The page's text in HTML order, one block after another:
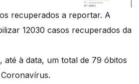
recuperados a reportar. A
12030 casos recuperados da
até à data, um total de 79 óbitos